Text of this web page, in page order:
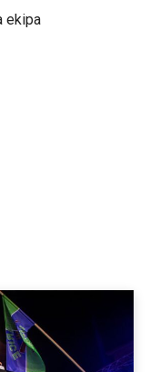
ekipa